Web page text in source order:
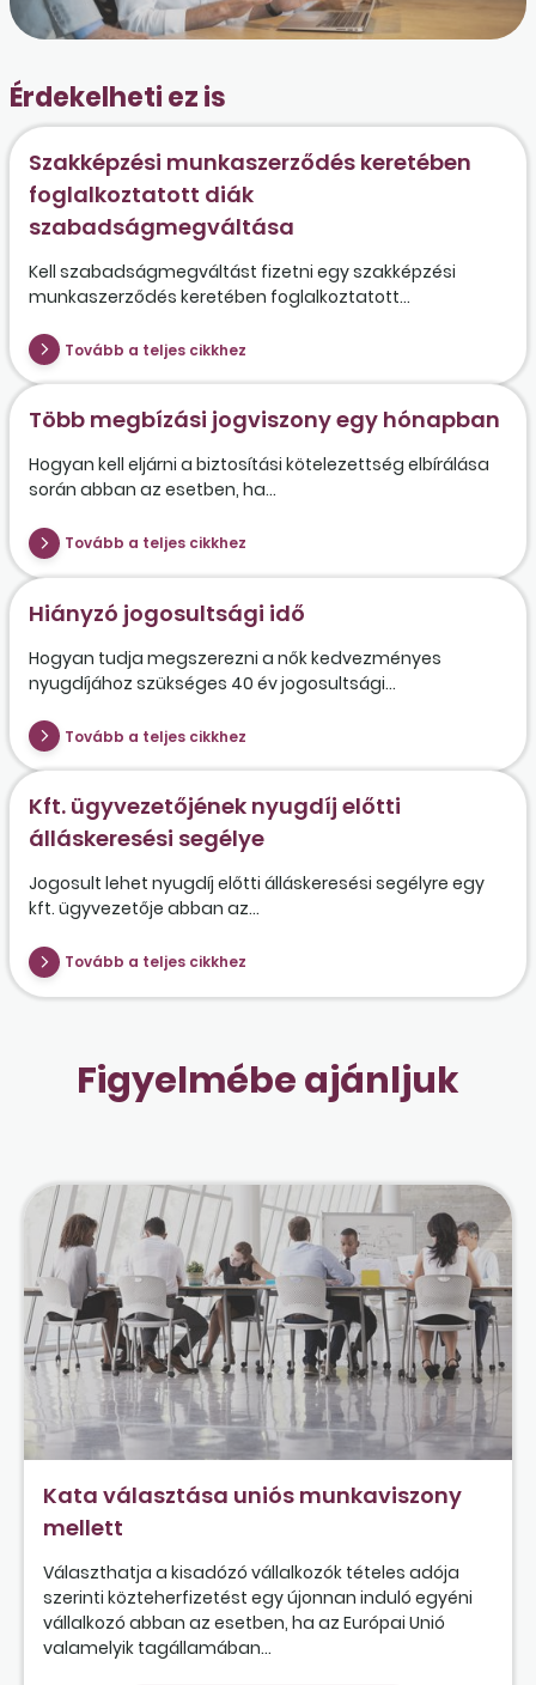
Érdekelheti ez is
Szakképzési munkaszerződés keretében
foglalkoztatott diák
szabadságmegváltása
Kell szabadságmegváltást fizetni egy szakképzési
munkaszerződés keretében foglalkoztatott...
Tovább a teljes cikkhez
Több megbízási jogviszony egy hónapban
Hogyan kell eljárni a biztosítási kötelezettség elbírálása
során abban az esetben, ha...
Tovább a teljes cikkhez
Hiányzó jogosultsági idő
Hogyan tudja megszerezni a nők kedvezményes
nyugdíjához szükséges 40 év jogosultsági...
Tovább a teljes cikkhez
Kft. ügyvezetőjének nyugdíj előtti
álláskeresési segélye
Jogosult lehet nyugdíj előtti álláskeresési segélyre egy
kft. ügyvezetője abban az...
Tovább a teljes cikkhez
Figyelmébe ajánljuk
Kata választása uniós munkaviszony
mellett
Választhatja a kisadózó vállalkozók tételes adója
szerinti közteherfizetést egy újonnan induló egyéni
vállalkozó abban az esetben, ha az Európai Unió
valamelyik tagállamában...